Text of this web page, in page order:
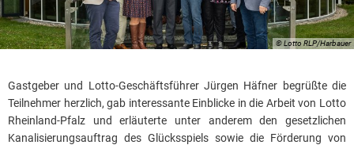
© Lotto RLP/Harbauer
Gastgeber und Lotto-Geschäftsführer Jürgen Häfner begrüßte die
Teilnehmer herzlich, gab interessante Einblicke in die Arbeit von Lotto
Rheinland-Pfalz und erläuterte unter anderem den gesetzlichen
Kanalisierungsauftrag des Glücksspiels sowie die Förderung von